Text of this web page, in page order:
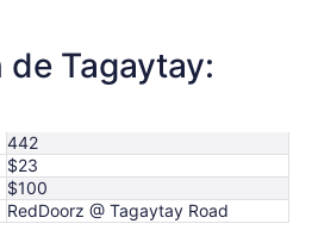
Tagaytay:
442
$23
$100
RedDoorz @ Tagaytay Road